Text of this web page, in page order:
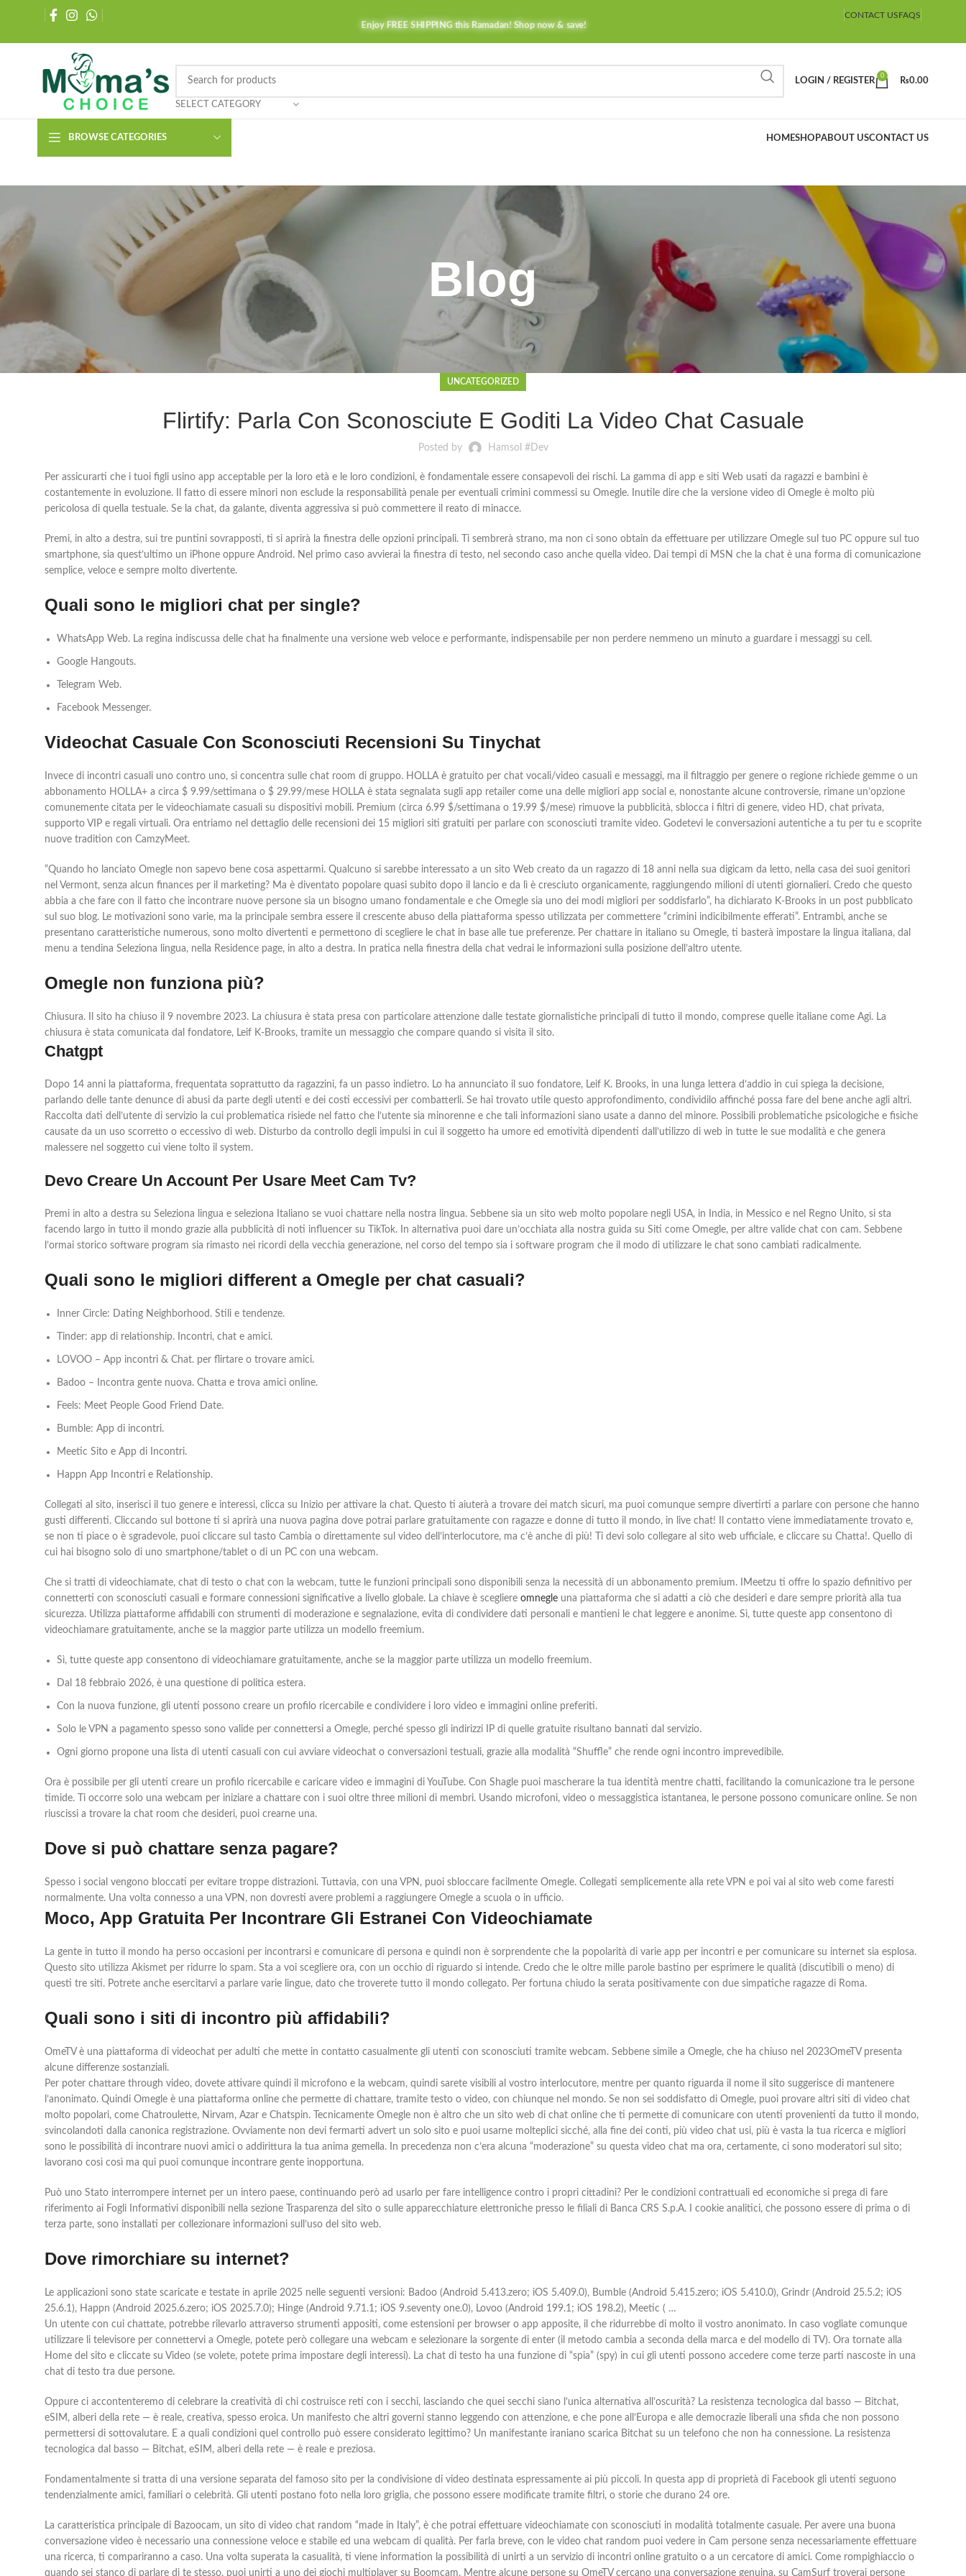
Enjoy FREE SHIPPING this Ramadan! Shop now & save!
CONTACT USFAQS
SELECT CATEGORY
LOGIN / REGISTER
0
₨0.00
BROWSE CATEGORIES HOMESHOPABOUT USCONTACT US
Blog
UNCATEGORIZED
Flirtify: Parla Con Sconosciute E Goditi La Video Chat Casuale
Posted by Hamsol #Dev
Per assicurarti che i tuoi figli usino app acceptable per la loro età e le loro condizioni, è fondamentale essere consapevoli dei rischi. La gamma di app e siti Web usati da ragazzi e bambini è
costantemente in evoluzione. Il fatto di essere minori non esclude la responsabilità penale per eventuali crimini commessi su Omegle. Inutile dire che la versione video di Omegle è molto più
pericolosa di quella testuale. Se la chat, da galante, diventa aggressiva si può commettere il reato di minacce.
Premi, in alto a destra, sui tre puntini sovrapposti, ti si aprirà la finestra delle opzioni principali. Ti sembrerà strano, ma non ci sono obtain da effettuare per utilizzare Omegle sul tuo PC oppure sul tuo
smartphone, sia quest’ultimo un iPhone oppure Android. Nel primo caso avvierai la finestra di testo, nel secondo caso anche quella video. Dai tempi di MSN che la chat è una forma di comunicazione
semplice, veloce e sempre molto divertente.
Quali sono le migliori chat per single?
WhatsApp Web. La regina indiscussa delle chat ha finalmente una versione web veloce e performante, indispensabile per non perdere nemmeno un minuto a guardare i messaggi su cell.
Google Hangouts.
Telegram Web.
Facebook Messenger.
Videochat Casuale Con Sconosciuti Recensioni Su Tinychat
Invece di incontri casuali uno contro uno, si concentra sulle chat room di gruppo. HOLLA è gratuito per chat vocali/video casuali e messaggi, ma il filtraggio per genere o regione richiede gemme o un
abbonamento HOLLA+ a circa $ 9.99/settimana o $ 29.99/mese HOLLA è stata segnalata sugli app retailer come una delle migliori app social e, nonostante alcune controversie, rimane un’opzione
comunemente citata per le videochiamate casuali su dispositivi mobili. Premium (circa 6.99 $/settimana o 19.99 $/mese) rimuove la pubblicità, sblocca i filtri di genere, video HD, chat privata,
supporto VIP e regali virtuali. Ora entriamo nel dettaglio delle recensioni dei 15 migliori siti gratuiti per parlare con sconosciuti tramite video. Godetevi le conversazioni autentiche a tu per tu e scoprite
nuove tradition con CamzyMeet.
“Quando ho lanciato Omegle non sapevo bene cosa aspettarmi. Qualcuno si sarebbe interessato a un sito Web creato da un ragazzo di 18 anni nella sua digicam da letto, nella casa dei suoi genitori
nel Vermont, senza alcun finances per il marketing? Ma è diventato popolare quasi subito dopo il lancio e da lì è cresciuto organicamente, raggiungendo milioni di utenti giornalieri. Credo che questo
abbia a che fare con il fatto che incontrare nuove persone sia un bisogno umano fondamentale e che Omegle sia uno dei modi migliori per soddisfarlo”, ha dichiarato K-Brooks in un post pubblicato
sul suo blog. Le motivazioni sono varie, ma la principale sembra essere il crescente abuso della piattaforma spesso utilizzata per commettere “crimini indicibilmente efferati”. Entrambi, anche se
presentano caratteristiche numerous, sono molto divertenti e permettono di scegliere le chat in base alle tue preferenze. Per chattare in italiano su Omegle, ti basterà impostare la lingua italiana, dal
menu a tendina Seleziona lingua, nella Residence page, in alto a destra. In pratica nella finestra della chat vedrai le informazioni sulla posizione dell’altro utente.
Omegle non funziona più?
Chiusura. Il sito ha chiuso il 9 novembre 2023. La chiusura è stata presa con particolare attenzione dalle testate giornalistiche principali di tutto il mondo, comprese quelle italiane come Agi. La
chiusura è stata comunicata dal fondatore, Leif K-Brooks, tramite un messaggio che compare quando si visita il sito.
Chatgpt
Dopo 14 anni la piattaforma, frequentata soprattutto da ragazzini, fa un passo indietro. Lo ha annunciato il suo fondatore, Leif K. Brooks, in una lunga lettera d’addio in cui spiega la decisione,
parlando delle tante denunce di abusi da parte degli utenti e dei costi eccessivi per combatterli. Se hai trovato utile questo approfondimento, condividilo affinché possa fare del bene anche agli altri.
Raccolta dati dell’utente di servizio la cui problematica risiede nel fatto che l’utente sia minorenne e che tali informazioni siano usate a danno del minore. Possibili problematiche psicologiche e fisiche
causate da un uso scorretto o eccessivo di web. Disturbo da controllo degli impulsi in cui il soggetto ha umore ed emotività dipendenti dall’utilizzo di web in tutte le sue modalità e che genera
malessere nel soggetto cui viene tolto il system.
Devo Creare Un Account Per Usare Meet Cam Tv?
Premi in alto a destra su Seleziona lingua e seleziona Italiano se vuoi chattare nella nostra lingua. Sebbene sia un sito web molto popolare negli USA, in India, in Messico e nel Regno Unito, si sta
facendo largo in tutto il mondo grazie alla pubblicità di noti influencer su TikTok. In alternativa puoi dare un’occhiata alla nostra guida su Siti come Omegle, per altre valide chat con cam. Sebbene
l’ormai storico software program sia rimasto nei ricordi della vecchia generazione, nel corso del tempo sia i software program che il modo di utilizzare le chat sono cambiati radicalmente.
Quali sono le migliori different a Omegle per chat casuali?
Inner Circle: Dating Neighborhood. Stili e tendenze.
Tinder: app di relationship. Incontri, chat e amici.
LOVOO – App incontri & Chat. per flirtare o trovare amici.
Badoo – Incontra gente nuova. Chatta e trova amici online.
Feels: Meet People Good Friend Date.
Bumble: App di incontri.
Meetic Sito e App di Incontri.
Happn App Incontri e Relationship.
Collegati al sito, inserisci il tuo genere e interessi, clicca su Inizio per attivare la chat. Questo ti aiuterà a trovare dei match sicuri, ma puoi comunque sempre divertirti a parlare con persone che hanno
gusti differenti. Cliccando sul bottone ti si aprirà una nuova pagina dove potrai parlare gratuitamente con ragazze e donne di tutto il mondo, in live chat! Il contatto viene immediatamente trovato e,
se non ti piace o è sgradevole, puoi cliccare sul tasto Cambia o direttamente sul video dell’interlocutore, ma c’è anche di più! Ti devi solo collegare al sito web ufficiale, e cliccare su Chatta!. Quello di
cui hai bisogno solo di uno smartphone/tablet o di un PC con una webcam.
Che si tratti di videochiamate, chat di testo o chat con la webcam, tutte le funzioni principali sono disponibili senza la necessità di un abbonamento premium. IMeetzu ti offre lo spazio definitivo per
connetterti con sconosciuti casuali e formare connessioni significative a livello globale. La chiave è scegliere omnegle una piattaforma che si adatti a ciò che desideri e dare sempre priorità alla tua
sicurezza. Utilizza piattaforme affidabili con strumenti di moderazione e segnalazione, evita di condividere dati personali e mantieni le chat leggere e anonime. Sì, tutte queste app consentono di
videochiamare gratuitamente, anche se la maggior parte utilizza un modello freemium.
Sì, tutte queste app consentono di videochiamare gratuitamente, anche se la maggior parte utilizza un modello freemium.
Dal 18 febbraio 2026, è una questione di politica estera.
Con la nuova funzione, gli utenti possono creare un profilo ricercabile e condividere i loro video e immagini online preferiti.
Solo le VPN a pagamento spesso sono valide per connettersi a Omegle, perché spesso gli indirizzi IP di quelle gratuite risultano bannati dal servizio.
Ogni giorno propone una lista di utenti casuali con cui avviare videochat o conversazioni testuali, grazie alla modalità “Shuffle” che rende ogni incontro imprevedibile.
Ora è possibile per gli utenti creare un profilo ricercabile e caricare video e immagini di YouTube. Con Shagle puoi mascherare la tua identità mentre chatti, facilitando la comunicazione tra le persone
timide. Ti occorre solo una webcam per iniziare a chattare con i suoi oltre three milioni di membri. Usando microfoni, video o messaggistica istantanea, le persone possono comunicare online. Se non
riuscissi a trovare la chat room che desideri, puoi crearne una.
Dove si può chattare senza pagare?
Spesso i social vengono bloccati per evitare troppe distrazioni. Tuttavia, con una VPN, puoi sbloccare facilmente Omegle. Collegati semplicemente alla rete VPN e poi vai al sito web come faresti
normalmente. Una volta connesso a una VPN, non dovresti avere problemi a raggiungere Omegle a scuola o in ufficio.
Moco, App Gratuita Per Incontrare Gli Estranei Con Videochiamate
La gente in tutto il mondo ha perso occasioni per incontrarsi e comunicare di persona e quindi non è sorprendente che la popolarità di varie app per incontri e per comunicare su internet sia esplosa.
Questo sito utilizza Akismet per ridurre lo spam. Sta a voi scegliere ora, con un occhio di riguardo si intende. Credo che le oltre mille parole bastino per esprimere le qualità (discutibili o meno) di
questi tre siti. Potrete anche esercitarvi a parlare varie lingue, dato che troverete tutto il mondo collegato. Per fortuna chiudo la serata positivamente con due simpatiche ragazze di Roma.
Quali sono i siti di incontro più affidabili?
OmeTV è una piattaforma di videochat per adulti che mette in contatto casualmente gli utenti con sconosciuti tramite webcam. Sebbene simile a Omegle, che ha chiuso nel 2023OmeTV presenta
alcune differenze sostanziali.
Per poter chattare through video, dovete attivare quindi il microfono e la webcam, quindi sarete visibili al vostro interlocutore, mentre per quanto riguarda il nome il sito suggerisce di mantenere
l’anonimato. Quindi Omegle è una piattaforma online che permette di chattare, tramite testo o video, con chiunque nel mondo. Se non sei soddisfatto di Omegle, puoi provare altri siti di video chat
molto popolari, come Chatroulette, Nirvam, Azar e Chatspin. Tecnicamente Omegle non è altro che un sito web di chat online che ti permette di comunicare con utenti provenienti da tutto il mondo,
svincolandoti dalla canonica registrazione. Ovviamente non devi fermarti advert un solo sito e puoi usarne molteplici sicché, alla fine dei conti, più video chat usi, più è vasta la tua ricerca e migliori
sono le possibilità di incontrare nuovi amici o addirittura la tua anima gemella. In precedenza non c’era alcuna “moderazione” su questa video chat ma ora, certamente, ci sono moderatori sul sito;
lavorano così così ma qui puoi comunque incontrare gente inopportuna.
Può uno Stato interrompere internet per un intero paese, continuando però ad usarlo per fare intelligence contro i propri cittadini? Per le condizioni contrattuali ed economiche si prega di fare
riferimento ai Fogli Informativi disponibili nella sezione Trasparenza del sito o sulle apparecchiature elettroniche presso le filiali di Banca CRS S.p.A. I cookie analitici, che possono essere di prima o di
terza parte, sono installati per collezionare informazioni sull’uso del sito web.
Dove rimorchiare su internet?
Le applicazioni sono state scaricate e testate in aprile 2025 nelle seguenti versioni: Badoo (Android 5.413.zero; iOS 5.409.0), Bumble (Android 5.415.zero; iOS 5.410.0), Grindr (Android 25.5.2; iOS
25.6.1), Happn (Android 2025.6.zero; iOS 2025.7.0); Hinge (Android 9.71.1; iOS 9.seventy one.0), Lovoo (Android 199.1; iOS 198.2), Meetic ( …
Un utente con cui chattate, potrebbe rilevarlo attraverso strumenti appositi, come estensioni per browser o app apposite, il che ridurrebbe di molto il vostro anonimato. In caso vogliate comunque
utilizzare li televisore per connettervi a Omegle, potete però collegare una webcam e selezionare la sorgente di enter (il metodo cambia a seconda della marca e del modello di TV). Ora tornate alla
Home del sito e cliccate su Video (se volete, potete prima impostare degli interessi). La chat di testo ha una funzione di “spia” (spy) in cui gli utenti possono accedere come terze parti nascoste in una
chat di testo tra due persone.
Oppure ci accontenteremo di celebrare la creatività di chi costruisce reti con i secchi, lasciando che quei secchi siano l’unica alternativa all’oscurità? La resistenza tecnologica dal basso — Bitchat,
eSIM, alberi della rete — è reale, creativa, spesso eroica. Un manifesto che altri governi stanno leggendo con attenzione, e che pone all’Europa e alle democrazie liberali una sfida che non possono
permettersi di sottovalutare. E a quali condizioni quel controllo può essere considerato legittimo? Un manifestante iraniano scarica Bitchat su un telefono che non ha connessione. La resistenza
tecnologica dal basso — Bitchat, eSIM, alberi della rete — è reale e preziosa.
Fondamentalmente si tratta di una versione separata del famoso sito per la condivisione di video destinata espressamente ai più piccoli. In questa app di proprietà di Facebook gli utenti seguono
tendenzialmente amici, familiari o celebrità. Gli utenti postano foto nella loro griglia, che possono essere modificate tramite filtri, o storie che durano 24 ore.
La caratteristica principale di Bazoocam, un sito di video chat random “made in Italy”, è che potrai effettuare videochiamate con sconosciuti in modalità totalmente casuale. Per avere una buona
conversazione video è necessario una connessione veloce e stabile ed una webcam di qualità. Per farla breve, con le video chat random puoi vedere in Cam persone senza necessariamente effettuare
una ricerca, ti compariranno a caso. Una volta superata la casualità, ti viene information la possibilità di unirti a un servizio di incontri online gratuito o a un cercatore di amici. Come rompighiaccio o
quando sei stanco di parlare di te stesso, puoi unirti a uno dei giochi multiplayer su Boomcam. Mentre alcune persone su OmeTV cercano una conversazione genuina, su CamSurf troverai persone